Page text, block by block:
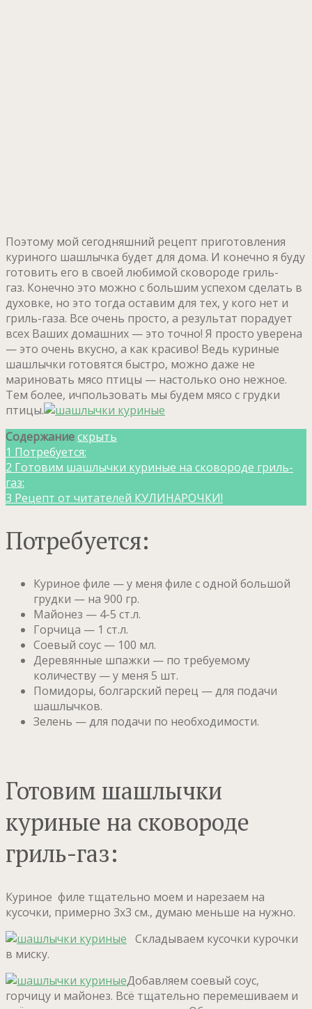
Поэтому мой сегодняшний рецепт приготовления
куриного шашлычка будет для дома. И конечно я буду
готовить его в своей любимой сковороде гриль-
газ. Конечно это можно с большим успехом сделать в
духовке, но это тогда оставим для тех, у кого нет и
гриль-газа. Все очень просто, а результат порадует
всех Ваших домашних — это точно! Я просто уверена
— это очень вкусно, а как красиво! Ведь куриные
шашлычки готовятся быстро, можно даже не
мариновать мясо птицы — настолько оно нежное.
Тем более, ичпользовать мы будем мясо с грудки
птицы.
Содержаниескрыть
1 Потребуется:
2 Готовим шашлычки куриные на сковороде гриль-
газ:
3 Рецепт от читателей КУЛИНАРОЧКИ!
Потребуется:
Куриное филе — у меня филе с одной большой
грудки — на 900 гр.
Майонез — 4-5 ст.л.
Горчица — 1 ст.л.
Соевый соус — 100 мл.
Деревянные шпажки — по требуемому
количеству — у меня 5 шт.
Помидоры, болгарский перец — для подачи
шашлычков.
Зелень — для подачи по необходимости.
Готовим шашлычки
куриные на сковороде
гриль-газ:
Куриное филе тщательно моем и нарезаем на
кусочки, примерно 3х3 см., думаю меньше на нужно.
Складываем кусочки курочки
в миску.
Добавляем соевый соус,
горчицу и майонез. Всё тщательно перемешиваем и